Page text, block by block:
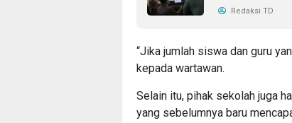
Redaksi TD
“Jika jumlah siswa dan guru
kepada wartawan.
Selain itu, pihak sekolah juga
yang sebelumnya baru